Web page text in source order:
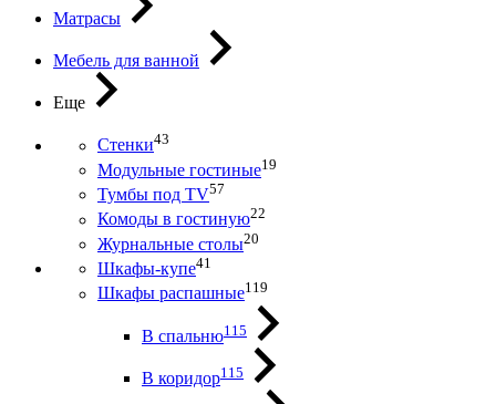
Матрасы
Мебель для ванной
Еще
Стенки43
Модульные гостиные19
Тумбы под ТV57
Комоды в гостиную22
Журнальные столы20
Шкафы-купе41
Шкафы распашные119
В спальню115
В коридор115